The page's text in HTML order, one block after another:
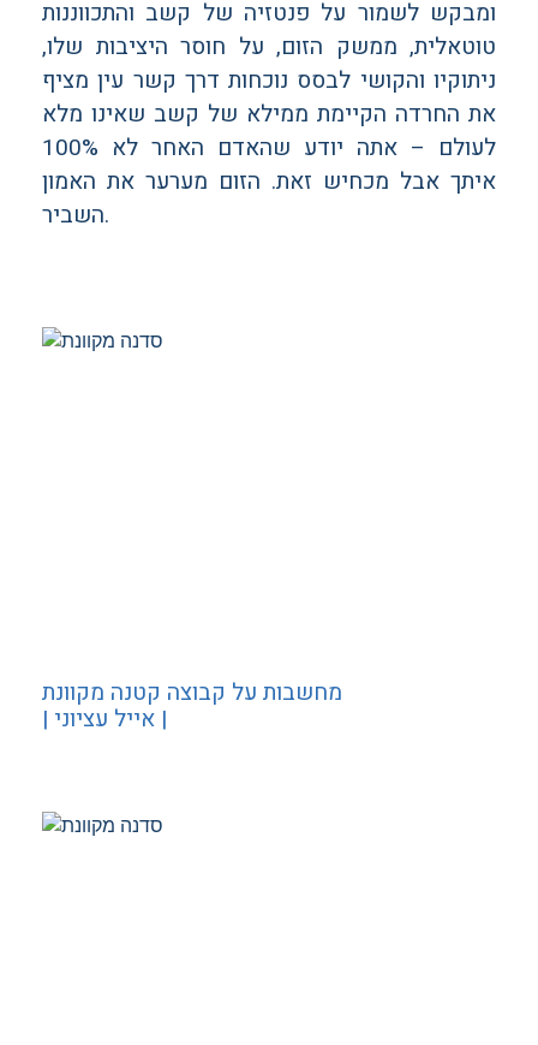
ומבקש לשמור על פנטזיה של קשב והתכווננות
טוטאלית, ממשק הזום, על חוסר היציבות שלו,
ניתוקיו והקושי לבסס נוכחות דרך קשר עין מציף
את החרדה הקיימת ממילא של קשב שאינו מלא
לעולם – אתה יודע שהאדם האחר לא 100%
איתך אבל מכחיש זאת. הזום מערער את האמון
השביר.
מחשבות על קבוצה קטנה מקוונת
| אייל עציוני |